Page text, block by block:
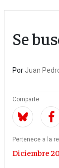
Se
Por Juan
Comparte
Pertenece a la
Diciembre